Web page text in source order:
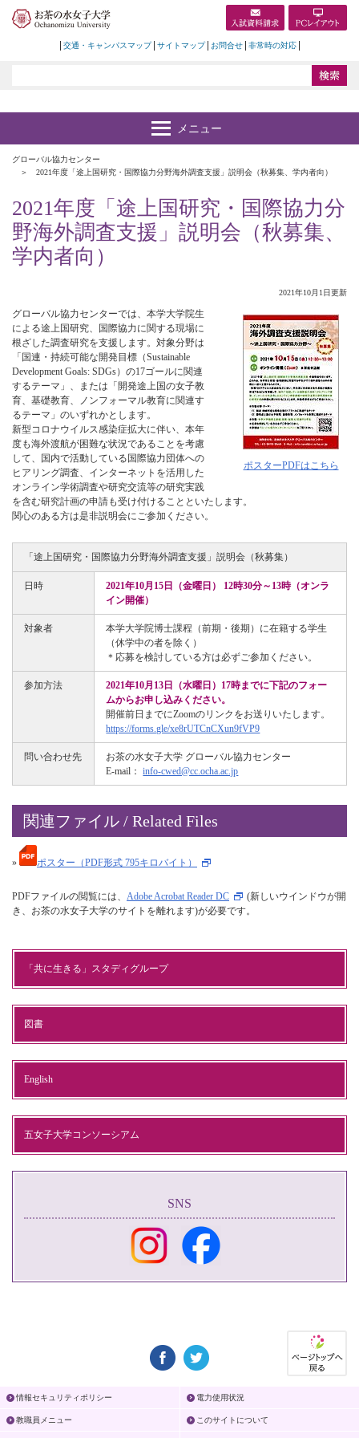
交通・キャンパスマップ サイトマップ お問合せ 非常時の対応
グローバル協力センター
2021年度「途上国研究・国際協力分野海外調査支援」説明会（秋募集、学内者向）
2021年度「途上国研究・国際協力分
野海外調査支援」説明会（秋募集、
学内者向）
2021年10月1日更新
ポスターPDFはこちら
グローバル協力センターでは、本学大学院生
による途上国研究、国際協力に関する現場に
根ざした調査研究を支援します。対象分野は
「国連・持続可能な開発目標（Sustainable
Development Goals: SDGs）の17ゴールに関連
するテーマ」、または「開発途上国の女子教
育、基礎教育、ノンフォーマル教育に関連す
るテーマ」のいずれかとします。
新型コロナウイルス感染症拡大に伴い、本年
度も海外渡航が困難な状況であることを考慮
して、国内で活動している国際協力団体への
ヒアリング調査、インターネットを活用した
オンライン学術調査や研究交流等の研究実践
を含む研究計画の申請も受け付けることといたします。
関心のある方は是非説明会にご参加ください。
「途上国研究・国際協力分野海外調査支援」説明会（秋募集）
日時
2021年10月15日（金曜日） 12時30分～13時（オンラ
イン開催）
対象者
本学大学院博士課程（前期・後期）に在籍する学生
（休学中の者を除く）
＊応募を検討している方は必ずご参加ください。
参加方法
2021年10月13日（水曜日）17時までに下記のフォー
ムからお申し込みください。
開催前日までにZoomのリンクをお送りいたします。
https://forms.gle/xe8rUTCnCXun9fVP9
問い合わせ先
お茶の水女子大学 グローバル協力センター
E-mail：info-cwed@cc.ocha.ac.jp
関連ファイル / Related Files
» ポスター（PDF形式 795キロバイト）
PDFファイルの閲覧には、 Adobe Acrobat Reader DC
(新しいウインドウが開
き、お茶の水女子大学のサイトを離れます)が必要です。
「共に生きる」スタディグループ
図書
English
五女子大学コンソーシアム
SNS
情報セキュリティポリシー 電力使用状況
教職員メニュー このサイトについて